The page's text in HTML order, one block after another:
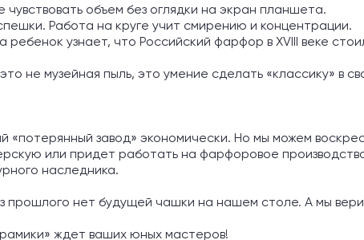
чувствовать объем без оглядки на экран планшета.
Работа на круге учит смирению и концентрации.
ребенок узнает, что Российский фарфор в XVIII веке
не музейная пыль, это умение сделать «классику» в
«потерянный завод» экономически. Но мы можем
или придет работать на фарфоровое
наследника.
прошлого нет будущей чашки на нашем столе. А мы
ждет ваших юных мастеров!